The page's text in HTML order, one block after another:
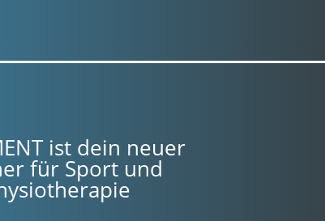
ist dein neuer
für Sport und